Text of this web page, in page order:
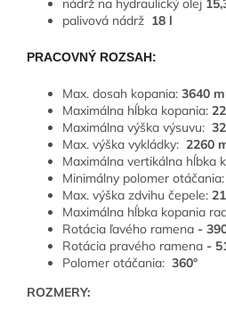
nádrž na hydraulický olej
palivová nádrž 18 l
PRACOVNÝ ROZSAH:
Max. dosah kopania: 3640
Maximálna hĺbka kopania:
Maximálna výška výsuvu:
Max. výška vykládky: 2260
Maximálna vertikálna hĺbka
Minimálny polomer otáčania:
Max. výška zdvihu čepele:
Maximálna hĺbka kopania
Rotácia ľavého ramena -
Rotácia pravého ramena -
Polomer otáčania: 360°
ROZMERY: